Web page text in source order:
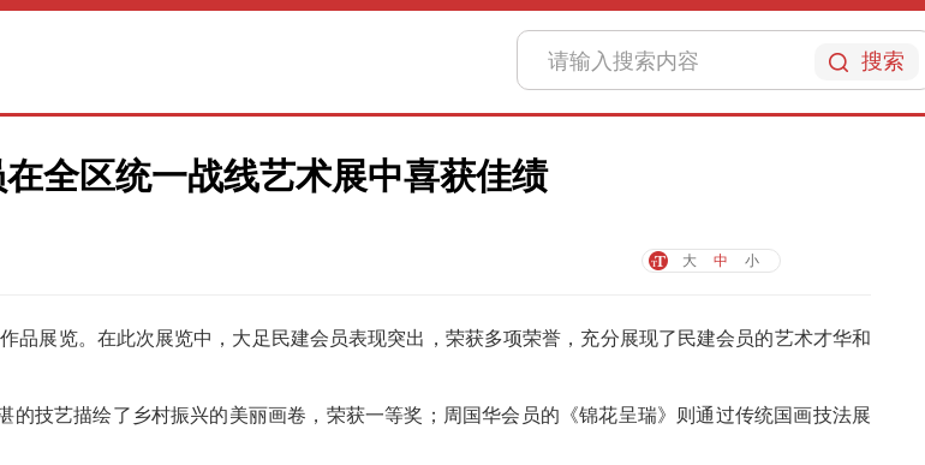
搜索
全区统一战线艺术展中喜获佳绩
大 中 小
品展览。在此次展览中，大足民建会员表现突出，荣获多项荣誉，充分展现了民建会员的艺术才华和
技艺描绘了乡村振兴的美丽画卷，荣获一等奖；周国华会员的《锦花呈瑞》则通过传统国画技法展